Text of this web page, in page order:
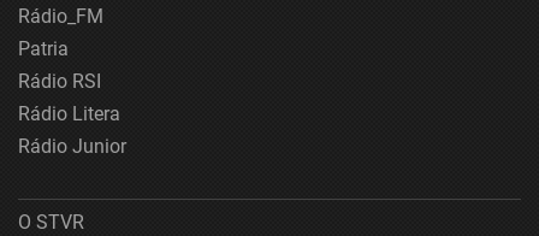
Rádio_FM
Patria
Rádio RSI
Rádio Litera
Rádio Junior
O STVR